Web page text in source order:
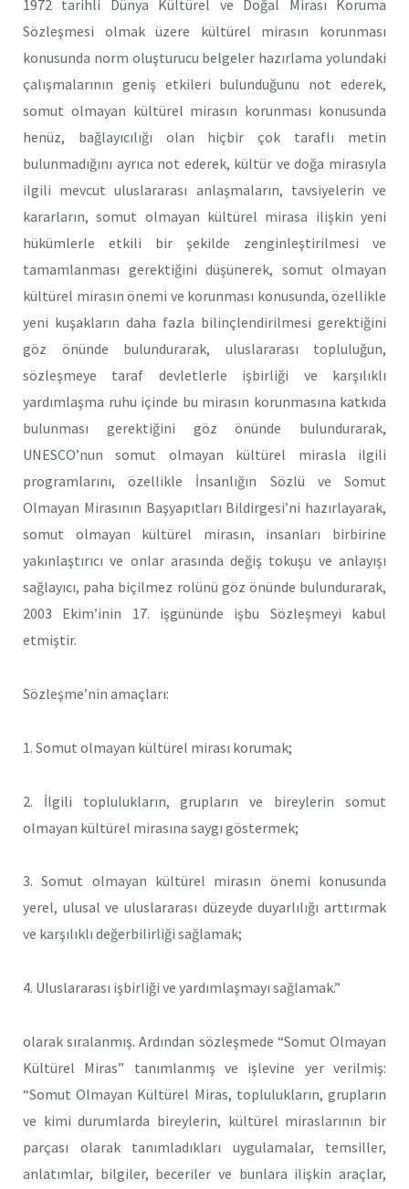
1972 tarihli Dünya Kültürel ve Doğal Mirası Koruma
Sözleşmesi olmak üzere kültürel mirasın korunması
konusunda norm oluşturucu belgeler hazırlama yolundaki
çalışmalarının geniş etkileri bulunduğunu not ederek,
somut olmayan kültürel mirasın korunması konusunda
henüz, bağlayıcılığı olan hiçbir çok taraflı metin
bulunmadığını ayrıca not ederek, kültür ve doğa mirasıyla
ilgili mevcut uluslararası anlaşmaların, tavsiyelerin ve
kararların, somut olmayan kültürel mirasa ilişkin yeni
hükümlerle etkili bir şekilde zenginleştirilmesi ve
tamamlanması gerektiğini düşünerek, somut olmayan
kültürel mirasın önemi ve korunması konusunda, özellikle
yeni kuşakların daha fazla bilinçlendirilmesi gerektiğini
göz önünde bulundurarak, uluslararası topluluğun,
sözleşmeye taraf devletlerle işbirliği ve karşılıklı
yardımlaşma ruhu içinde bu mirasın korunmasına katkıda
bulunması gerektiğini göz önünde bulundurarak,
UNESCO’nun somut olmayan kültürel mirasla ilgili
programlarını, özellikle İnsanlığın Sözlü ve Somut
Olmayan Mirasının Başyapıtları Bildirgesi’ni hazırlayarak,
somut olmayan kültürel mirasın, insanları birbirine
yakınlaştırıcı ve onlar arasında değiş tokuşu ve anlayışı
sağlayıcı, paha biçilmez rolünü göz önünde bulundurarak,
2003 Ekim’inin 17. işgününde işbu Sözleşmeyi kabul
etmiştir.
Sözleşme’nin amaçları:
1. Somut olmayan kültürel mirası korumak;
2. İlgili toplulukların, grupların ve bireylerin somut
olmayan kültürel mirasına saygı göstermek;
3. Somut olmayan kültürel mirasın önemi konusunda
yerel, ulusal ve uluslararası düzeyde duyarlılığı arttırmak
ve karşılıklı değerbilirliği sağlamak;
4. Uluslararası işbirliği ve yardımlaşmayı sağlamak.”
olarak sıralanmış. Ardından sözleşmede “Somut Olmayan
Kültürel Miras” tanımlanmış ve işlevine yer verilmiş:
“Somut Olmayan Kültürel Miras, toplulukların, grupların
ve kimi durumlarda bireylerin, kültürel miraslarının bir
parçası olarak tanımladıkları uygulamalar, temsiller,
anlatımlar, bilgiler, beceriler ve bunlara ilişkin araçlar,